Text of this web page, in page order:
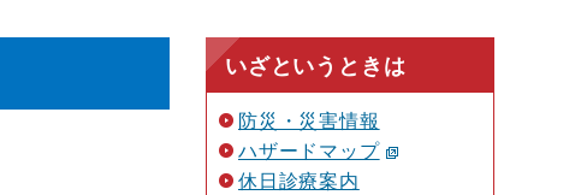
いざというときは
防災・災害情報
ハザードマップ
休日診療案内